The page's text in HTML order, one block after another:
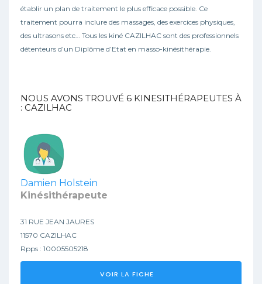
établir un plan de traitement le plus efficace possible. Ce
traitement pourra inclure des massages, des exercices physiques,
des ultrasons etc… Tous les kiné CAZILHAC sont des professionnels
détenteurs d’un Diplôme d’Etat en masso-kinésithérapie.
NOUS AVONS TROUVÉ 6 KINESITHÉRAPEUTES À
: CAZILHAC
Damien Holstein
Kinésithérapeute
31 RUE JEAN JAURES
11570 CAZILHAC
Rpps : 10005505218
VOIR LA FICHE